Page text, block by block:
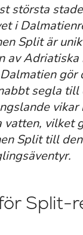
största
i
Split är
av
segla till
vikar
vatten, vilket
Split till
Split-